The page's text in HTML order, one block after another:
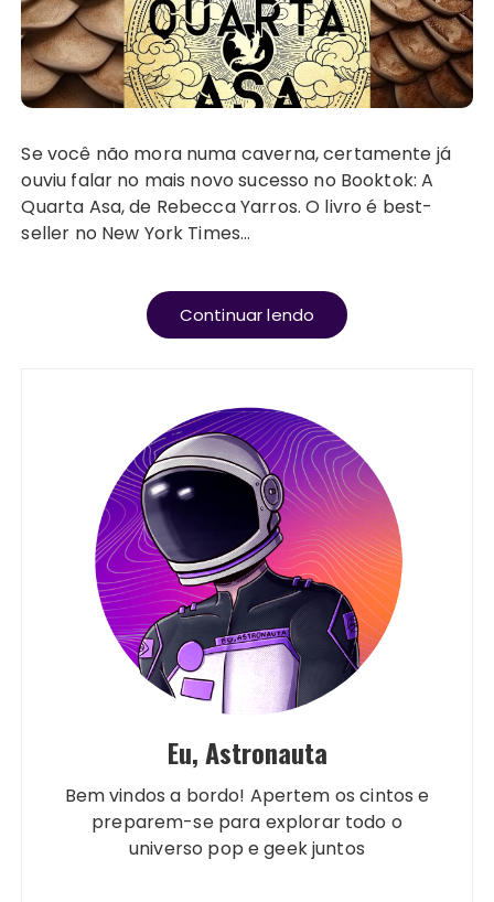
Se você não mora numa caverna, certamente já
ouviu falar no mais novo sucesso no Booktok: A
Quarta Asa, de Rebecca Yarros. O livro é best-
seller no New York Times…
Continuar lendo
Eu, Astronauta
Bem vindos a bordo! Apertem os cintos e
preparem-se para explorar todo o
universo pop e geek juntos